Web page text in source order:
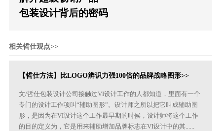
包装设计背后的密码
相关哲仕观点>>
【哲仕方法】比LOGO辨识力强100倍的品牌战略图形>>
文/哲仕包装设计公司接触过VI设计工作的人都知道，里面有一个
专门的设计工作项叫“辅助图形”。设计师之所以把它叫成辅助图
形，是因为在VI设计这个工作最早期的时候，设计师将这个工作
的目的定义为，它是用来辅助增加品牌标志在VI设计中的其......